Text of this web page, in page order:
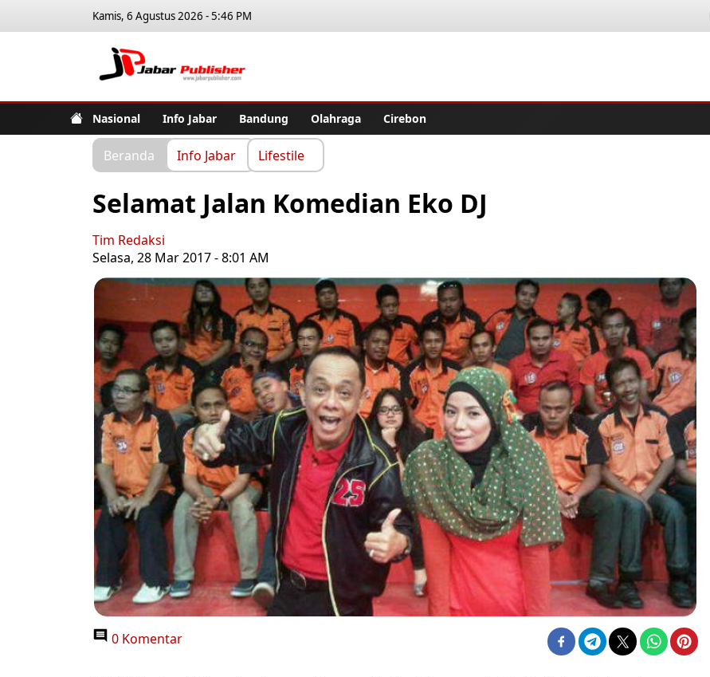
Kamis, 6 Agustus 2026 - 5:46 PM
Nasional Info Jabar Bandung Olahraga Cirebon
Beranda Info Jabar Lifestile
Selamat Jalan Komedian Eko DJ
Tim Redaksi
Selasa, 28 Mar 2017 - 8:01 AM
0 Komentar